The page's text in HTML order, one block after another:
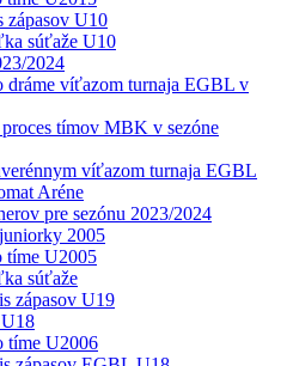
zápasov U10
súťaže U10
2024
dráme víťazom turnaja EGBL v
tímov MBK v sezóne
víťazom turnaja EGBL
Aréne
pre sezónu 2023/2024
2005
tíme U2005
súťaže
zápasov U19
tíme U2006